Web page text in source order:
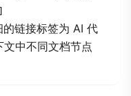
的链接标签为 AI 代
文中不同文档节点